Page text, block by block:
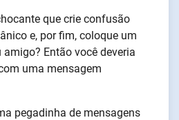
que crie confusão
e, por fim, coloque um
Então você deveria
uma mensagem
pegadinha de mensagens